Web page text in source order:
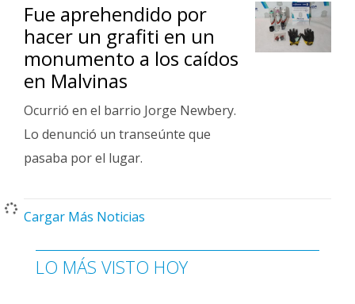
Fue aprehendido por
hacer un grafiti en un
monumento a los caídos
en Malvinas
Ocurrió en el barrio Jorge Newbery.
Lo denunció un transeúnte que
pasaba por el lugar.
Cargar Más Noticias
LO MÁS VISTO HOY